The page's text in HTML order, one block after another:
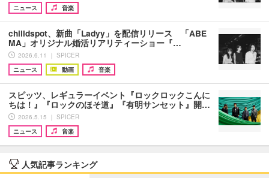
ニュース
音楽
chilldspot、新曲「Ladyy」を配信リリース 「ABE
MA」オリジナル婚活リアリティーショー『…
2026.6.11 ｜ SPICER
ニュース
動画 音楽
スピッツ、レギュラーイベント『ロックロックこんに
ちは！』『ロックのほそ道』『有明サンセット』開…
2026.5.15 ｜ SPICER
ニュース
音楽
人気記事ランキング